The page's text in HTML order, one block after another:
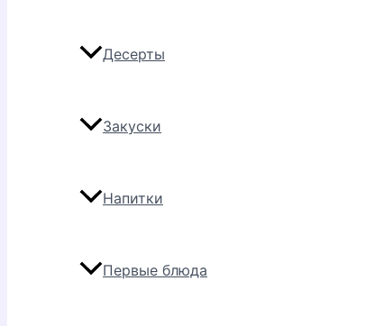
Десерты
Закуски
Напитки
Первые блюда